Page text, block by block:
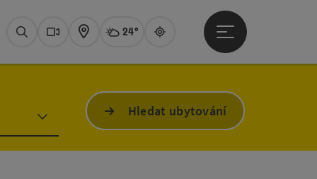
HledatWebovéMapa Aktuální počasíAttersee,
24°
Guide
Otevřít hlavní
Hledat ubytování